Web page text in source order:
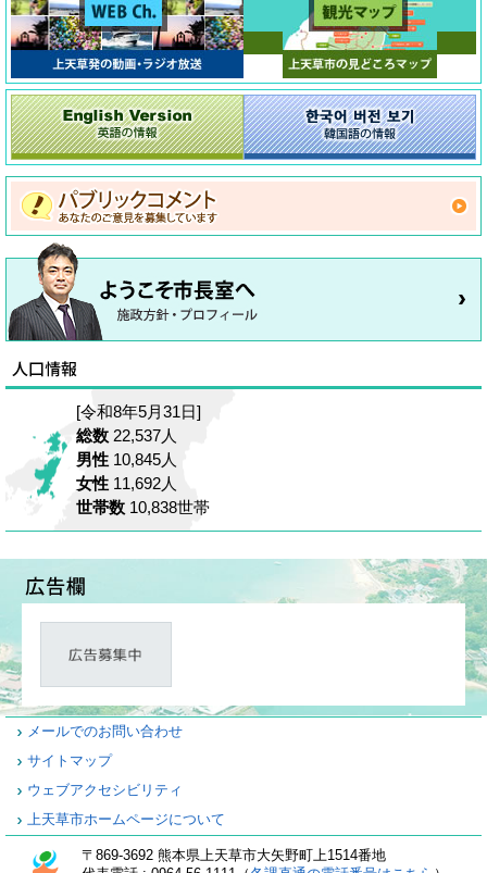
[令和8年5月31日]
総数 22,537人
男性 10,845人
女性 11,692人
世帯数 10,838世帯
メールでのお問い合わせ
サイトマップ
ウェブアクセシビリティ
上天草市ホームページについて
〒869-3692 熊本県上天草市大矢野町上1514番地